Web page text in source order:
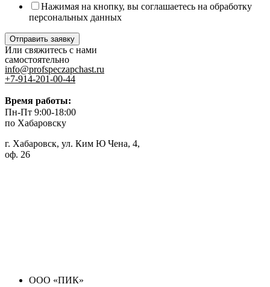
Нажимая на кнопку, вы соглашаетесь на обработку
персональных данных
Отправить заявку
Или свяжитесь с нами
самостоятельно
info@profspeczapchast.ru
+7-914-201-00-44
Время работы:
Пн-Пт 9:00-18:00
по Хабаровску
г. Хабаровск, ул. Ким Ю Чена, 4,
оф. 26
ООО «ПИК»